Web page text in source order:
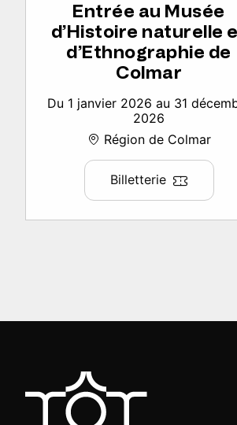
Entrée au Musée
d’Histoire naturelle
d’Ethnographie de
Colmar
Du 1 janvier 2026 au 31
2026
Région de Colmar
Billetterie